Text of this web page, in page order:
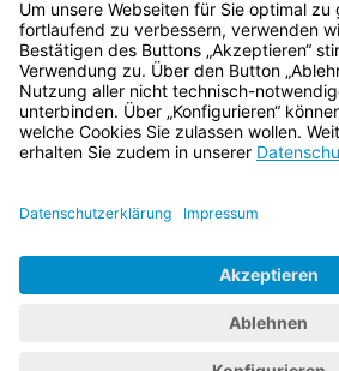
eine andere Fremdsprache oder
Muttersprache ersetzt wird.
Bayern.de
BayernPortal
Impressum